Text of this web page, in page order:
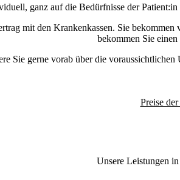
ganz auf die Bedürfnisse der
mit den Krankenkassen. Sie
bekommen Sie
Sie gerne vorab über die
Preise
Unsere Leistungen